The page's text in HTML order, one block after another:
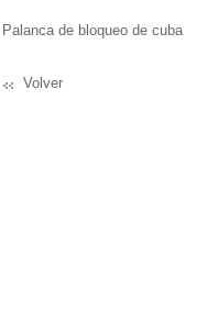
Palanca de bloqueo de cuba
Volver